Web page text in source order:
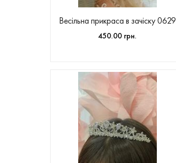
Весільна прикраса в зачіску 0629
450.00 грн.